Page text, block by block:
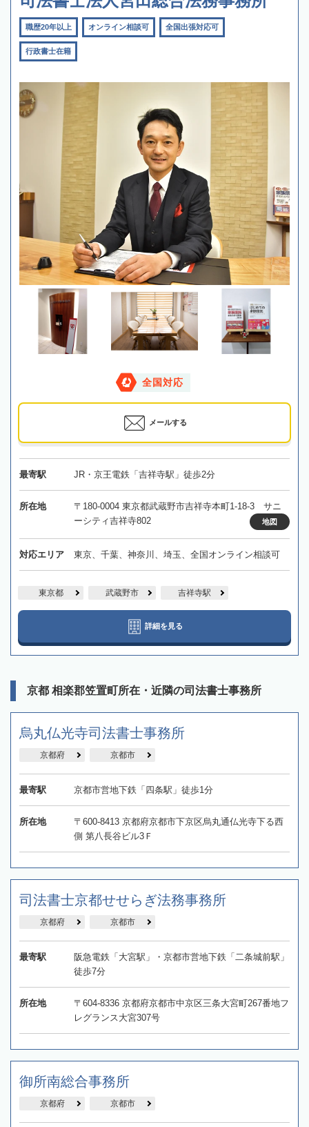
職歴20年以上 オンライン相談可 全国出張対応可
行政書士在籍
全国対応
メールする
最寄駅 JR・京王電鉄「吉祥寺駅」徒歩2分
所在地
〒180-0004 東京都武蔵野市吉祥寺本町1-18-3 サニ
ーシティ吉祥寺802
地図
対応エリア 東京、千葉、神奈川、埼玉、全国オンライン相談可
東京都 武蔵野市 吉祥寺駅
詳細を見る
京都 相楽郡笠置町所在・近隣の司法書士事務所
烏丸仏光寺司法書士事務所
京都府 京都市
最寄駅 京都市営地下鉄「四条駅」徒歩1分
所在地
〒600-8413 京都府京都市下京区烏丸通仏光寺下る西
側 第八長谷ビル3Ｆ
司法書士京都せせらぎ法務事務所
京都府 京都市
最寄駅
阪急電鉄「大宮駅」・京都市営地下鉄「二条城前駅」
徒歩7分
所在地
〒604-8336 京都府京都市中京区三条大宮町267番地フ
レグランス大宮307号
御所南総合事務所
京都府 京都市